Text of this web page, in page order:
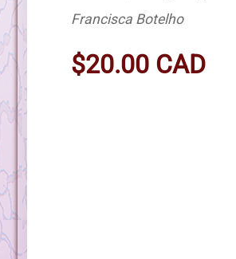
Francisca Botelho
$20.00 CAD